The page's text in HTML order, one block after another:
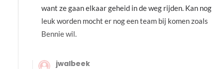
want ze gaan elkaar geheid in de weg rijden. Kan nog
leuk worden mocht er nog een team bij komen zoals
Bennie wil.
jwalbeek